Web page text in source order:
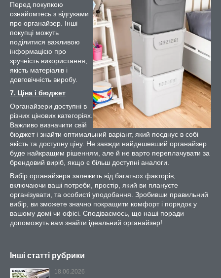
Перед покупкою
ознайомтесь з відгуками
про органайзер. Інші
покупці можуть
поділитися важливою
інформацією про
зручність використання,
якість матеріалів і
довговічність виробу.
7. Ціна і бюджет
Органайзери доступні в
різних цінових категоріях.
Важливо визначити свій
бюджет і знайти оптимальний варіант, який поєднує в собі
якість та доступну ціну. Не завжди найдешевший органайзер
буде найкращим рішенням, але й не варто переплачувати за
брендовий виріб, якщо є більш доступні аналоги.
Вибір органайзера залежить від багатьох факторів,
включаючи ваші потреби, простір, який ви плануєте
організувати, та особисті уподобання. Зробивши правильний
вибір, ви зможете значно покращити комфорт і порядок у
вашому домі чи офісі. Сподіваємось, що наші поради
допоможуть вам знайти ідеальний органайзер!
Інші статті рубрики
18.06.2026